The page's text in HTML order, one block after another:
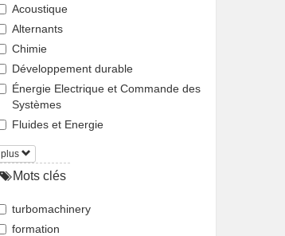
Acoustique
Alternants
Chimie
Développement durable
Énergie Electrique et Commande des
Systèmes
Fluides et Energie
plus
Mots clés
turbomachinery
formation